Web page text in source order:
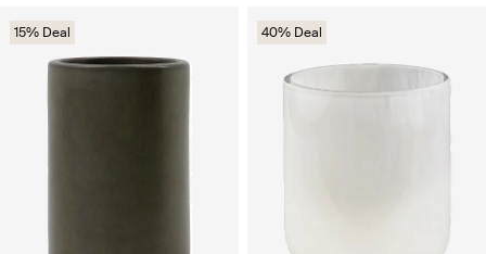
15% Deal 40% Deal